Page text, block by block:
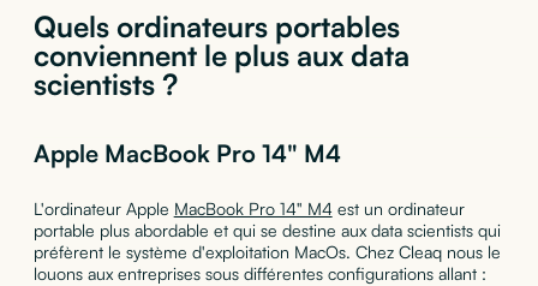
Quels ordinateurs portables
conviennent le plus aux data
scientists ?
Apple MacBook Pro 14" M4
L'ordinateur Apple MacBook Pro 14" M4 est un ordinateur
portable plus abordable et qui se destine aux data scientists qui
préfèrent le système d'exploitation MacOs. Chez Cleaq nous le
louons aux entreprises sous différentes configurations allant :